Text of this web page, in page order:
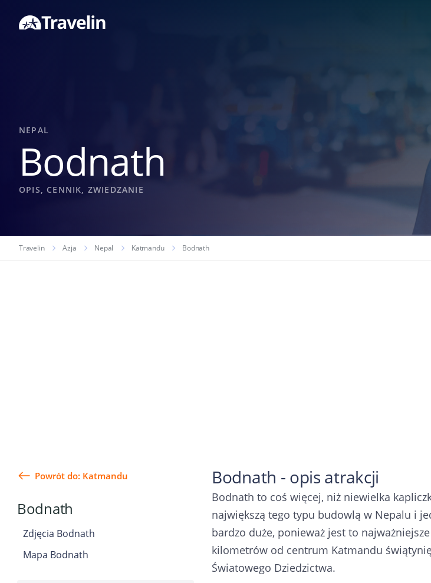
NEPAL
Bodnath
OPIS, CENNIK, ZWIEDZANIE
Travelin Azja Nepal Katmandu Bodnath
Powrót do: Katmandu
Bodnath
Zdjęcia Bodnath
Mapa Bodnath
Bodnath - opis atrakcji
Bodnath to coś więcej, niż niewielka
największą tego typu budowlą w Nepalu i
bardzo duże, ponieważ jest to
kilometrów od centrum Katmandu
Światowego Dziedzictwa.